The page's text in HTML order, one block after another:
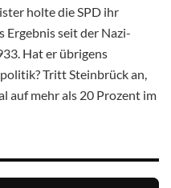
holte die SPD ihr
Ergebnis seit der Nazi-
Hat er übrigens
Tritt Steinbrück an,
auf mehr als 20 Prozent im